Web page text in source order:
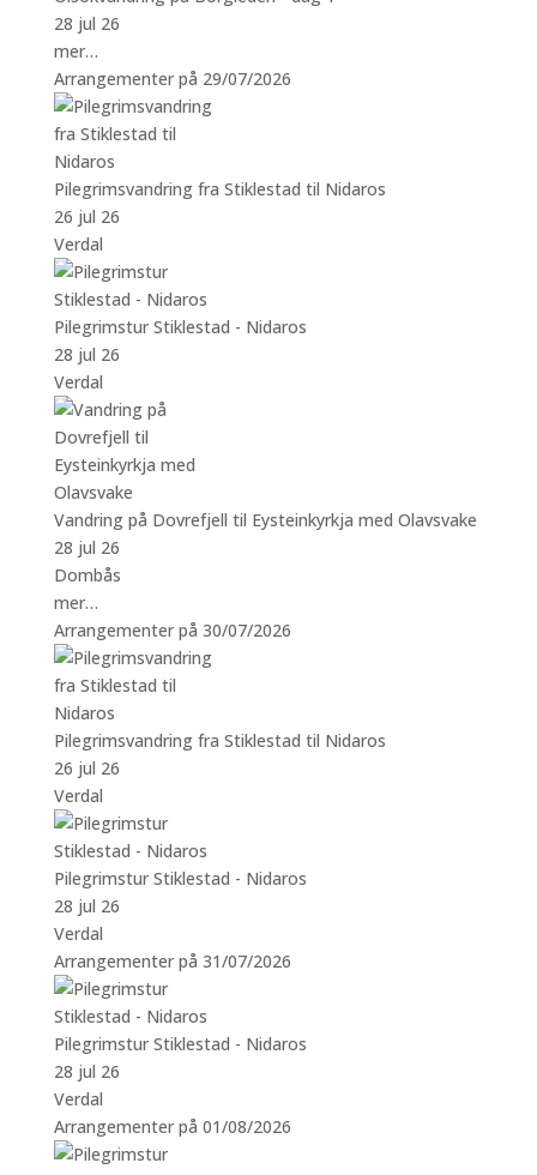
28 jul 26
mer…
Arrangementer på 29/07/2026
Pilegrimsvandring fra Stiklestad til Nidaros
26 jul 26
Verdal
Pilegrimstur Stiklestad - Nidaros
28 jul 26
Verdal
Vandring på Dovrefjell til Eysteinkyrkja med Olavsvake
28 jul 26
Dombås
mer…
Arrangementer på 30/07/2026
Pilegrimsvandring fra Stiklestad til Nidaros
26 jul 26
Verdal
Pilegrimstur Stiklestad - Nidaros
28 jul 26
Verdal
Arrangementer på 31/07/2026
Pilegrimstur Stiklestad - Nidaros
28 jul 26
Verdal
Arrangementer på 01/08/2026